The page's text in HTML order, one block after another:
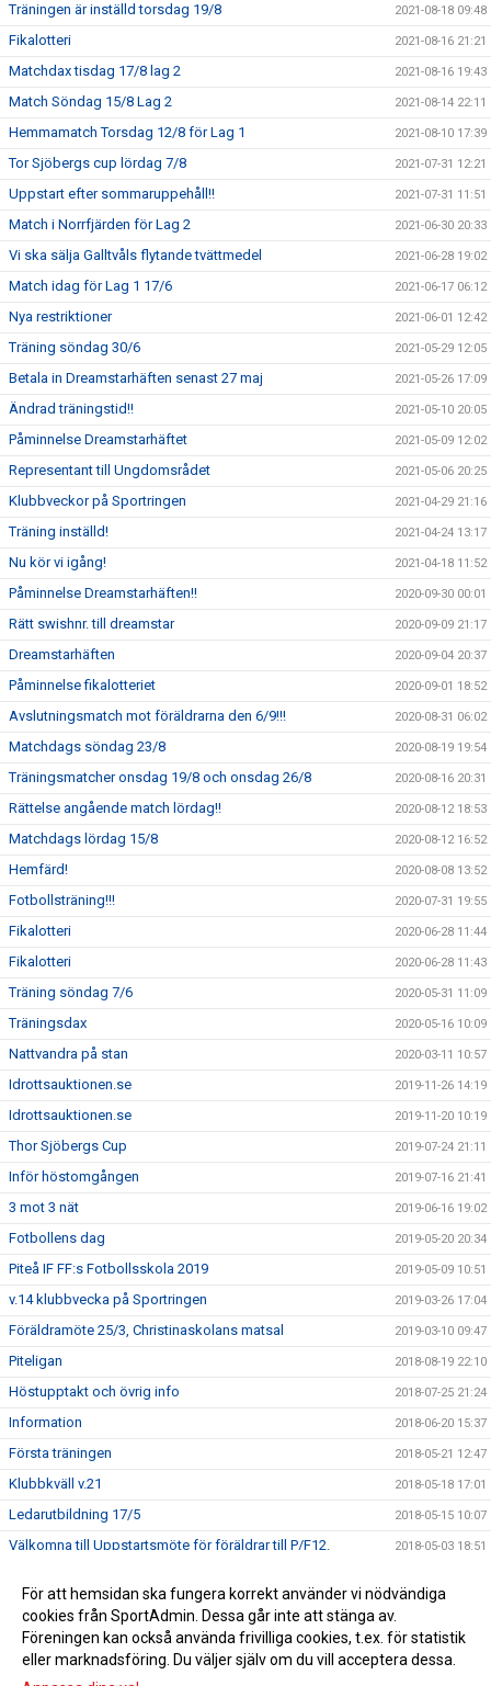
Träningen är inställd torsdag 19/8 2021-08-18 09:48
Fikalotteri 2021-08-16 21:21
Matchdax tisdag 17/8 lag 2 2021-08-16 19:43
Match Söndag 15/8 Lag 2 2021-08-14 22:11
Hemmamatch Torsdag 12/8 för Lag 1 2021-08-10 17:39
Tor Sjöbergs cup lördag 7/8 2021-07-31 12:21
Uppstart efter sommaruppehåll!! 2021-07-31 11:51
Match i Norrfjärden för Lag 2 2021-06-30 20:33
Vi ska sälja Galltvåls flytande tvättmedel 2021-06-28 19:02
Match idag för Lag 1 17/6 2021-06-17 06:12
Nya restriktioner 2021-06-01 12:42
Träning söndag 30/6 2021-05-29 12:05
Betala in Dreamstarhäften senast 27 maj 2021-05-26 17:09
Ändrad träningstid!! 2021-05-10 20:05
Påminnelse Dreamstarhäftet 2021-05-09 12:02
Representant till Ungdomsrådet 2021-05-06 20:25
Klubbveckor på Sportringen 2021-04-29 21:16
Träning inställd! 2021-04-24 13:17
Nu kör vi igång! 2021-04-18 11:52
Påminnelse Dreamstarhäften!! 2020-09-30 00:01
Rätt swishnr. till dreamstar 2020-09-09 21:17
Dreamstarhäften 2020-09-04 20:37
Påminnelse fikalotteriet 2020-09-01 18:52
Avslutningsmatch mot föräldrarna den 6/9!!! 2020-08-31 06:02
Matchdags söndag 23/8 2020-08-19 19:54
Träningsmatcher onsdag 19/8 och onsdag 26/8 2020-08-16 20:31
Rättelse angående match lördag!! 2020-08-12 18:53
Matchdags lördag 15/8 2020-08-12 16:52
Hemfärd! 2020-08-08 13:52
Fotbollsträning!!! 2020-07-31 19:55
Fikalotteri 2020-06-28 11:44
Fikalotteri 2020-06-28 11:43
Träning söndag 7/6 2020-05-31 11:09
Träningsdax 2020-05-16 10:09
Nattvandra på stan 2020-03-11 10:57
Idrottsauktionen.se 2019-11-26 14:19
Idrottsauktionen.se 2019-11-20 10:19
Thor Sjöbergs Cup 2019-07-24 21:11
Inför höstomgången 2019-07-16 21:41
3 mot 3 nät 2019-06-16 19:02
Fotbollens dag 2019-05-20 20:34
Piteå IF FF:s Fotbollsskola 2019 2019-05-09 10:51
v.14 klubbvecka på Sportringen 2019-03-26 17:04
Föräldramöte 25/3, Christinaskolans matsal 2019-03-10 09:47
Piteligan 2018-08-19 22:10
Höstupptakt och övrig info 2018-07-25 21:24
Information 2018-06-20 15:37
Första träningen 2018-05-21 12:47
Klubbkväll v.21 2018-05-18 17:01
Ledarutbildning 17/5 2018-05-15 10:07
Välkomna till Uppstartsmöte för föräldrar till P/F12. 2018-05-03 18:51
Vi hälsar alla barn födda 2012 och deras föräldrar
välkommen till föreningen Piteå IF FF.
För att hemsidan ska fungera korrekt använder vi nödvändiga
cookies från SportAdmin. Dessa går inte att stänga av.
Föreningen kan också använda frivilliga cookies, t.ex. för statistik
eller marknadsföring. Du väljer själv om du vill acceptera dessa.